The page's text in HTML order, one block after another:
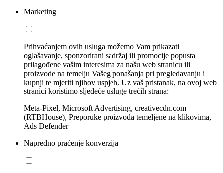
Marketing
Prihvaćanjem ovih usluga možemo Vam prikazati
oglašavanje, sponzorirani sadržaj ili promocije popusta
prilagođene vašim interesima za našu web stranicu ili
proizvode na temelju Vašeg ponašanja pri pregledavanju i
kupnji te mjeriti njihov uspjeh. Uz vaš pristanak, na ovoj web
stranici koristimo sljedeće usluge trećih strana:
Meta-Pixel, Microsoft Advertising, creativecdn.com
(RTBHouse), Preporuke proizvoda temeljene na klikovima,
Ads Defender
Napredno praćenje konverzija